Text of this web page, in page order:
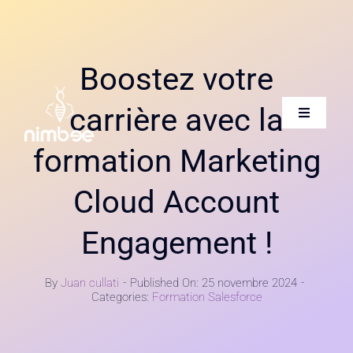
Toggle
Accueil
Qui sommes-nous
Nos services
Boostez votre
carrière avec la
formation Marketing
Cloud Account
Engagement !
By Juan cullati - Published On: 25 novembre 2024 -
Categories: Formation Salesforce